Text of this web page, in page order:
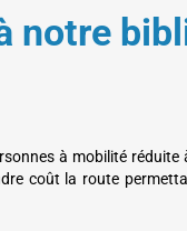
notre
à mobilité
coût la route